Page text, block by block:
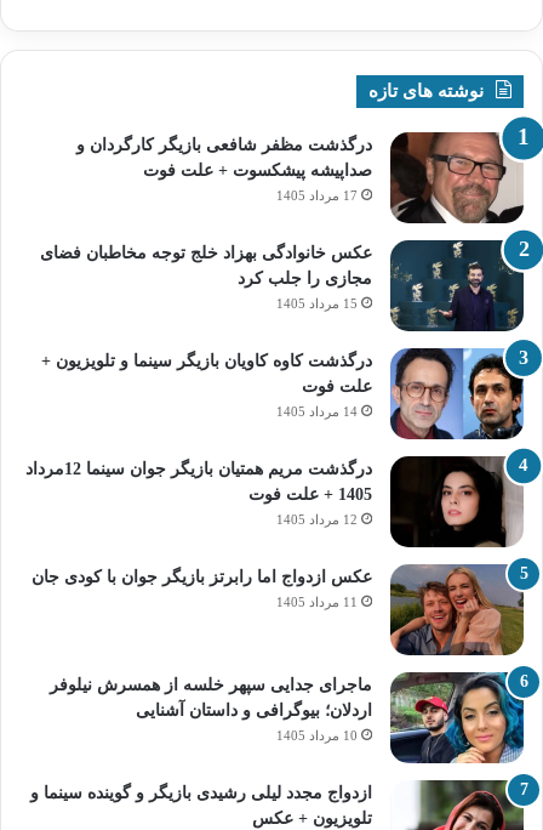
نوشته های تازه
درگذشت مظفر شافعی بازیگر کارگردان و
صداپیشه پیشکسوت + علت فوت
17 مرداد 1405
عکس خانوادگی بهزاد خلج توجه مخاطبان فضای
مجازی را جلب کرد
15 مرداد 1405
درگذشت کاوه کاویان بازیگر سینما و تلویزیون +
علت فوت
14 مرداد 1405
درگذشت مریم همتیان بازیگر جوان سینما 12مرداد
1405 + علت فوت
12 مرداد 1405
عکس ازدواج اما رابرتز بازیگر جوان با کودی جان
11 مرداد 1405
ماجرای جدایی سپهر خلسه از همسرش نیلوفر
اردلان؛ بیوگرافی و داستان آشنایی
10 مرداد 1405
ازدواج مجدد لیلی رشیدی بازیگر و گوینده سینما و
تلویزیون + عکس